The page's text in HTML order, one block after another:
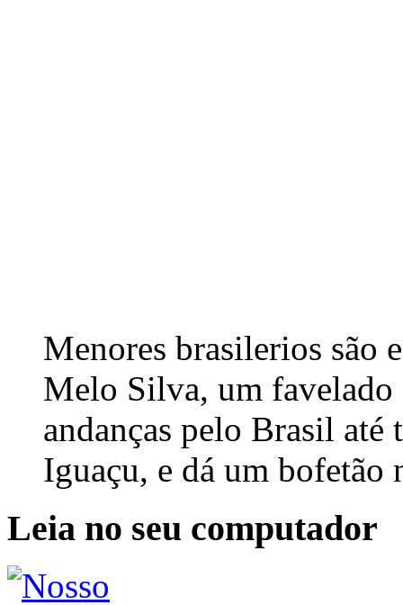
Menores brasilerios são
Melo Silva, um favelado
andanças pelo Brasil até
Iguaçu, e dá um bofetão
Leia no seu computador